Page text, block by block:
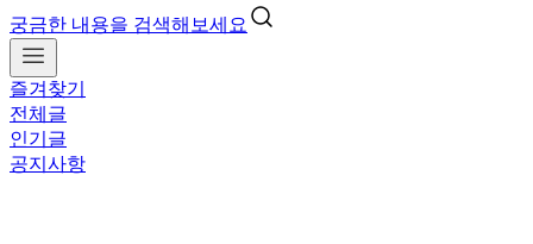
궁금한 내용을 검색해보세요
즐겨찾기
전체글
인기글
공지사항